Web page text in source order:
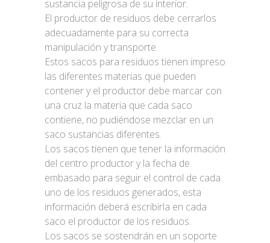
sustancia peligrosa de su interior.
El productor de residuos debe cerrarlos
adecuadamente para su correcta
manipulación y transporte.
Estos sacos para residuos tienen impreso
las diferentes materias que pueden
contener y el productor debe marcar con
una cruz la materia que cada saco
contiene, no pudiéndose mezclar en un
saco sustancias diferentes.
Los sacos tienen que tener la información
del centro productor y la fecha de
embasado para seguir el control de cada
uno de los residuos generados, esta
información deberá escribirla en cada
saco el productor de los residuos.
Los sacos se sostendrán en un soporte